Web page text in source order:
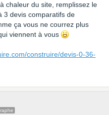
chaleur du site, remplissez le
3 devis comparatifs de
ça vous ne courrez plus
viennent à vous
construire/devis-0-36-